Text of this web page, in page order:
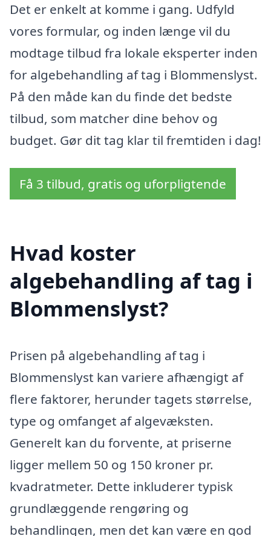
Det er enkelt at komme i gang. Udfyld
vores formular, og inden længe vil du
modtage tilbud fra lokale eksperter inden
for algebehandling af tag i Blommenslyst.
På den måde kan du finde det bedste
tilbud, som matcher dine behov og
budget. Gør dit tag klar til fremtiden i dag!
Få 3 tilbud, gratis og uforpligtende
Hvad koster
algebehandling af tag i
Blommenslyst?
Prisen på algebehandling af tag i
Blommenslyst kan variere afhængigt af
flere faktorer, herunder tagets størrelse,
type og omfanget af algevæksten.
Generelt kan du forvente, at priserne
ligger mellem 50 og 150 kroner pr.
kvadratmeter. Dette inkluderer typisk
grundlæggende rengøring og
behandlingen, men det kan være en god